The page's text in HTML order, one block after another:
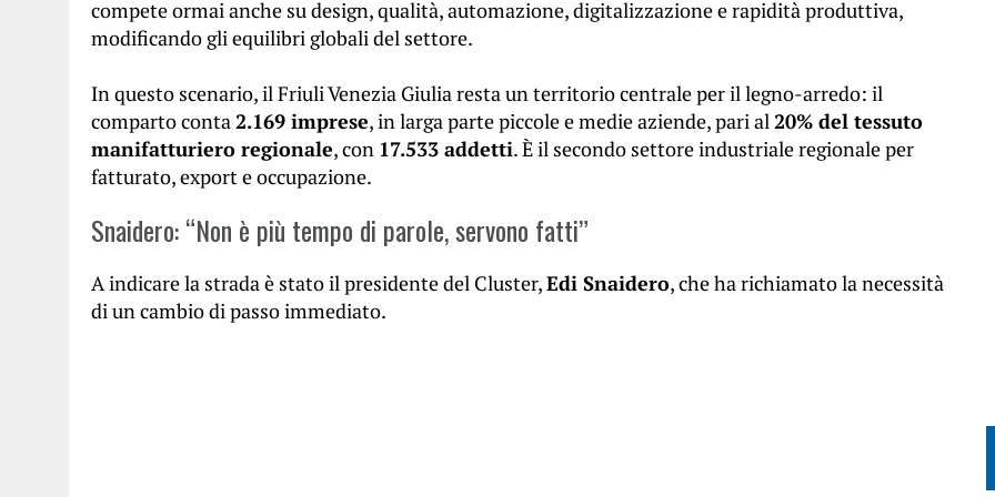
compete ormai anche su design, qualità, automazione, digitalizzazione e rapidità produttiva,
modificando gli equilibri globali del settore.
In questo scenario, il Friuli Venezia Giulia resta un territorio centrale per il legno-arredo: il
comparto conta2.169 imprese, in larga parte piccole e medie aziende, pari al20% del tessuto
manifatturiero regionale, con 17.533 addetti. È il secondo settore industriale regionale per
fatturato, export e occupazione.
Snaidero: “Non è più tempo di parole, servono fatti”
A indicare la strada è stato il presidente del Cluster,Edi Snaidero, che ha richiamato la necessità
di un cambio di passo immediato.